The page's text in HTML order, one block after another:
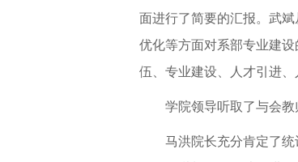
面进行了简要的汇报。武斌
优化等方面对系部专业建设
伍、专业建设、人才引进
学院领导听取了与会
马洪院长充分肯定了统